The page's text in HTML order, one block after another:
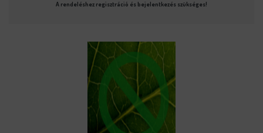
A rendeléshez regisztráció és bejelentkezés szükséges!